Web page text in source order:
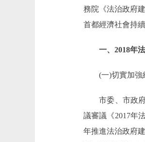
務院《法治政府
首都經濟社會持
一、2018年
(一)切實加強
市委、市政府
議審議《2017年
年推進法治政府